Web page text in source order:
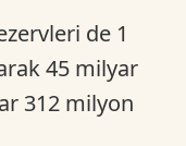
de 1
45 milyar
312 milyon